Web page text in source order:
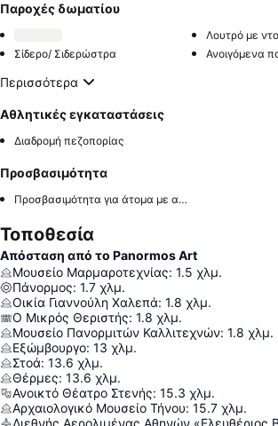
Παροχές δωματίου
Λουτρό με
Σίδερο/ Σιδερώστρα
Ανοιγόμενα
Περισσότερα
Αθλητικές εγκαταστάσεις
Διαδρομή πεζοπορίας
Προσβασιμότητα
Προσβασιμότητα για άτομα με αναπηρία στο δωμάτιο
Τοποθεσία
Απόσταση από το Panormos Art
Μουσείο Μαρμαροτεχνίας: 1.5 χλμ.
Πάνορμος: 1.7 χλμ.
Οικία Γιαννούλη Χαλεπά: 1.8 χλμ.
Ο Μικρός Θεριστής: 1.8 χλμ.
Μουσείο Πανορμιτών Καλλιτεχνών: 1.8 χλμ.
Εξώμβουργο: 13 χλμ.
Στοά: 13.6 χλμ.
Θέρμες: 13.6 χλμ.
Ανοικτό Θέατρο Στενής: 15.3 χλμ.
Αρχαιολογικό Μουσείο Τήνου: 15.7 χλμ.